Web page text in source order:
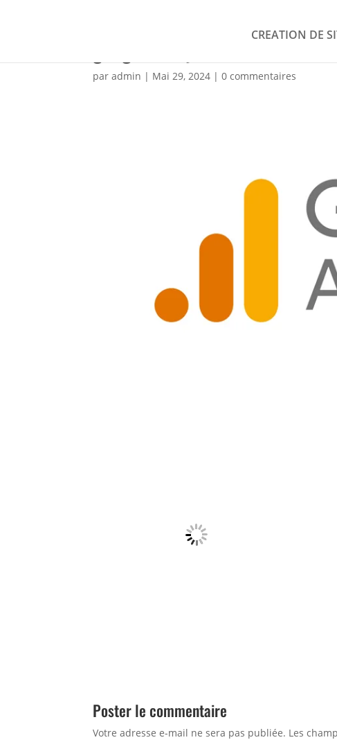
CREATION DE
paradmin | Mai 29, 2024 |0 commentaires
Poster le commentaire
Votre adresse e-mail ne sera pas publiée. Les